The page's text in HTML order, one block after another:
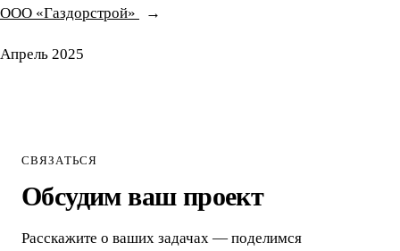
ООО «Газдорстрой»
Апрель 2025
СВЯЗАТЬСЯ
Обсудим ваш проект
Расскажите о ваших задачах — поделимся